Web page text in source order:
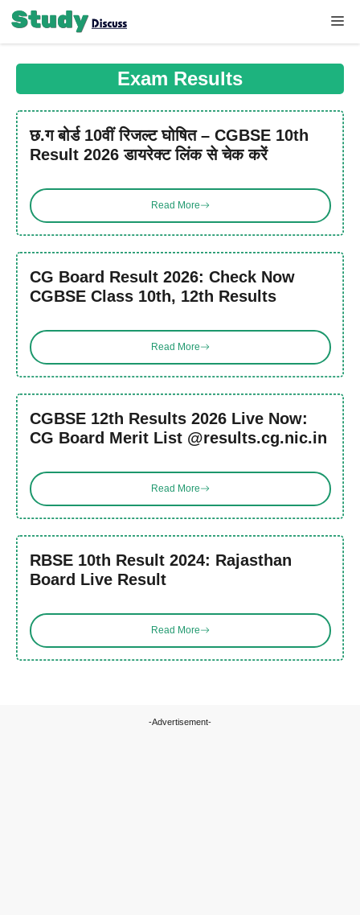
Skip
content
Exam Results
छ.ग बोर्ड 10वीं रिजल्ट घोषित – CGBSE 10th
Result 2026 डायरेक्ट लिंक से चेक करें
Read More
CG Board Result 2026: Check Now
CGBSE Class 10th, 12th Results
Read More
CGBSE 12th Results 2026 Live Now:
CG Board Merit List @results.cg.nic.in
Read More
RBSE 10th Result 2024: Rajasthan
Board Live Result
Read More
-Advertisement-